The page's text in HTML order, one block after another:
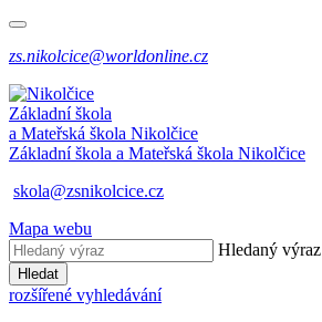
zs.nikolcice@worldonline.cz
Základní škola
a Mateřská škola Nikolčice
Základní škola a Mateřská škola Nikolčice
skola@zsnikolcice.cz
Mapa webu
Hledaný výraz
Hledat
rozšířené vyhledávání